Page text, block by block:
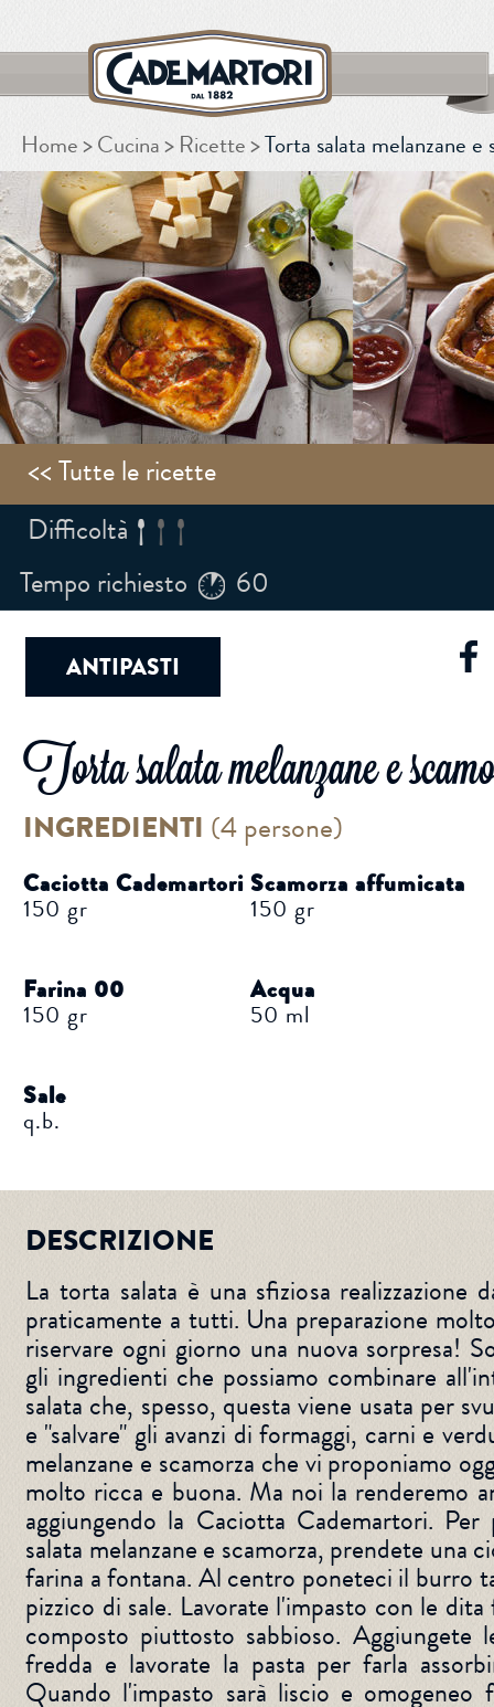
CERCA
Home Cucina Ricette Torta salata melanzane e
<< Tutte le ricette
Difficoltà
Tempo richiesto
60
ANTIPASTI
Torta salata melanzane e
INGREDIENTI (4 persone)
Caciotta Cademartori
150 gr
Scamorza affumicata
150 gr
Farina 00
150 gr
Acqua
50 ml
Sale
q.b.
DESCRIZIONE
La torta salata è una sfiziosa realizzazione
praticamente a tutti. Una preparazione
riservare ogni giorno una nuova sorpresa!
gli ingredienti che possiamo combinare
salata che, spesso, questa viene usata per
e "salvare" gli avanzi di formaggi, carni e
melanzane e scamorza che vi proponiamo
molto ricca e buona. Ma noi la renderemo
aggiungendo la Caciotta Cademartori.
salata melanzane e scamorza, prendete una
farina a fontana. Al centro poneteci il burro
pizzico di sale. Lavorate l'impasto con le
composto piuttosto sabbioso. Aggiungete
fredda e lavorate la pasta per farla
Quando l'impasto sarà liscio e omogeneo